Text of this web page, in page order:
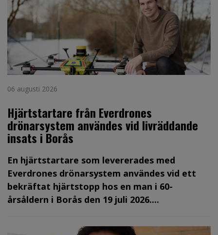
06 augusti 2026
Hjärtstartare från Everdrones
drönarsystem användes vid livräddande
insats i Borås
En hjärtstartare som levererades med
Everdrones drönarsystem användes vid ett
bekräftat hjärtstopp hos en man i 60-
årsåldern i Borås den 19 juli 2026....